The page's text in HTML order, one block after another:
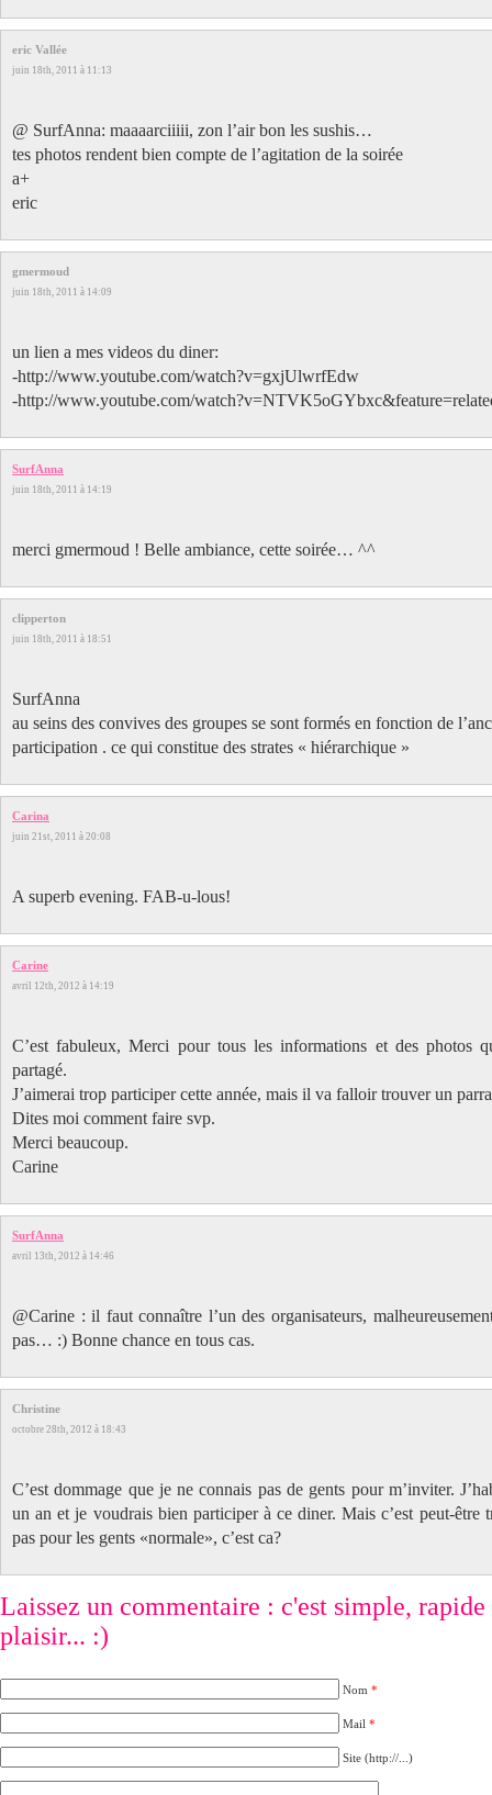
eric Vallée
juin 18th, 2011 à 11:13
@ SurfAnna: maaaarciiiii, zon l’air bon les sushis…
tes photos rendent bien compte de l’agitation de la soirée
a+
eric
gmermoud
juin 18th, 2011 à 14:09
un lien a mes videos du diner:
-http://www.youtube.com/watch?v=gxjUlwrfEdw
-http://www.youtube.com/
SurfAnna
juin 18th, 2011 à 14:19
merci gmermoud ! Belle ambiance, cette soirée… ^^
clipperton
juin 18th, 2011 à 18:51
SurfAnna
au seins des convives des groupes se sont formés en fonction de
participation . ce qui constitue des strates « hiérarchique »
Carina
juin 21st, 2011 à 20:08
A superb evening. FAB-u-lous!
Carine
avril 12th, 2012 à 14:19
C’est fabuleux, Merci pour tous les informations et des photos
partagé.
J’aimerai trop participer cette année, mais il va falloir trouver un
Dites moi comment faire svp.
Merci beaucoup.
Carine
SurfAnna
avril 13th, 2012 à 14:46
@Carine : il faut connaître l’un des organisateurs,
pas… :) Bonne chance en tous cas.
Christine
octobre 28th, 2012 à 18:43
C’est dommage que je ne connais pas de gents pour m’inviter.
un an et je voudrais bien participer à ce diner. Mais c’est peut-être
pas pour les gents «normale», c’est ca?
Laissez un commentaire : c'est simple,
plaisir... :)
Nom *
Mail *
Site (http://...)